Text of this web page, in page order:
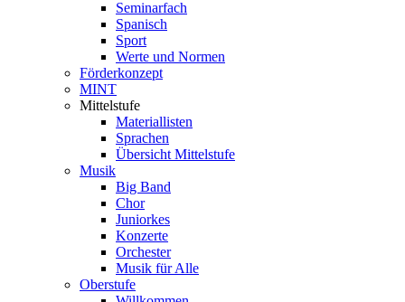
Seminarfach
Spanisch
Sport
Werte und Normen
Förderkonzept
MINT
Mittelstufe
Materiallisten
Sprachen
Übersicht Mittelstufe
Musik
Big Band
Chor
Juniorkes
Konzerte
Orchester
Musik für Alle
Oberstufe